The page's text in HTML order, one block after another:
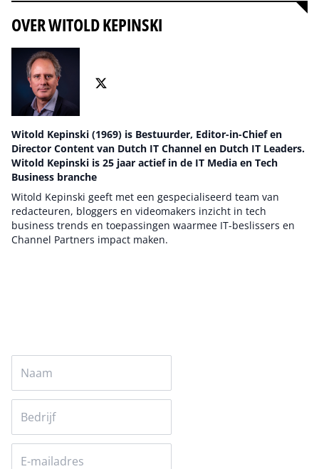
OVER WITOLD KEPINSKI
Witold Kepinski (1969) is Bestuurder, Editor-in-Chief en
Director Content van Dutch IT Channel en Dutch IT Leaders.
Witold Kepinski is 25 jaar actief in de IT Media en Tech
Business branche
Witold Kepinski geeft met een gespecialiseerd team van
redacteuren, bloggers en videomakers inzicht in tech
business trends en toepassingen waarmee IT-beslissers en
Channel Partners impact maken.